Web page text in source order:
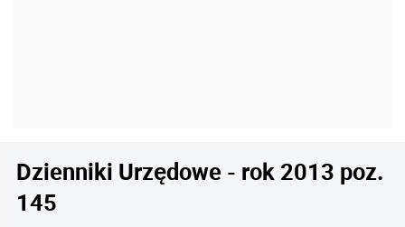
Dzienniki Urzędowe - rok 2013 poz.
145